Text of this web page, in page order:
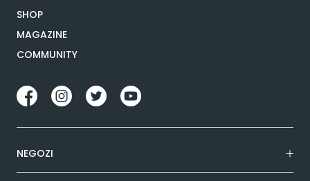
SHOP
MAGAZINE
COMMUNITY
NEGOZI